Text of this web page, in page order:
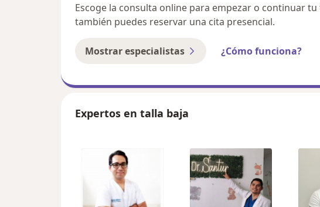
Escoge la consulta online para empezar o continuar
también puedes reservar una cita presencial.
Mostrar especialistas ¿Cómo funciona?
Expertos en talla baja